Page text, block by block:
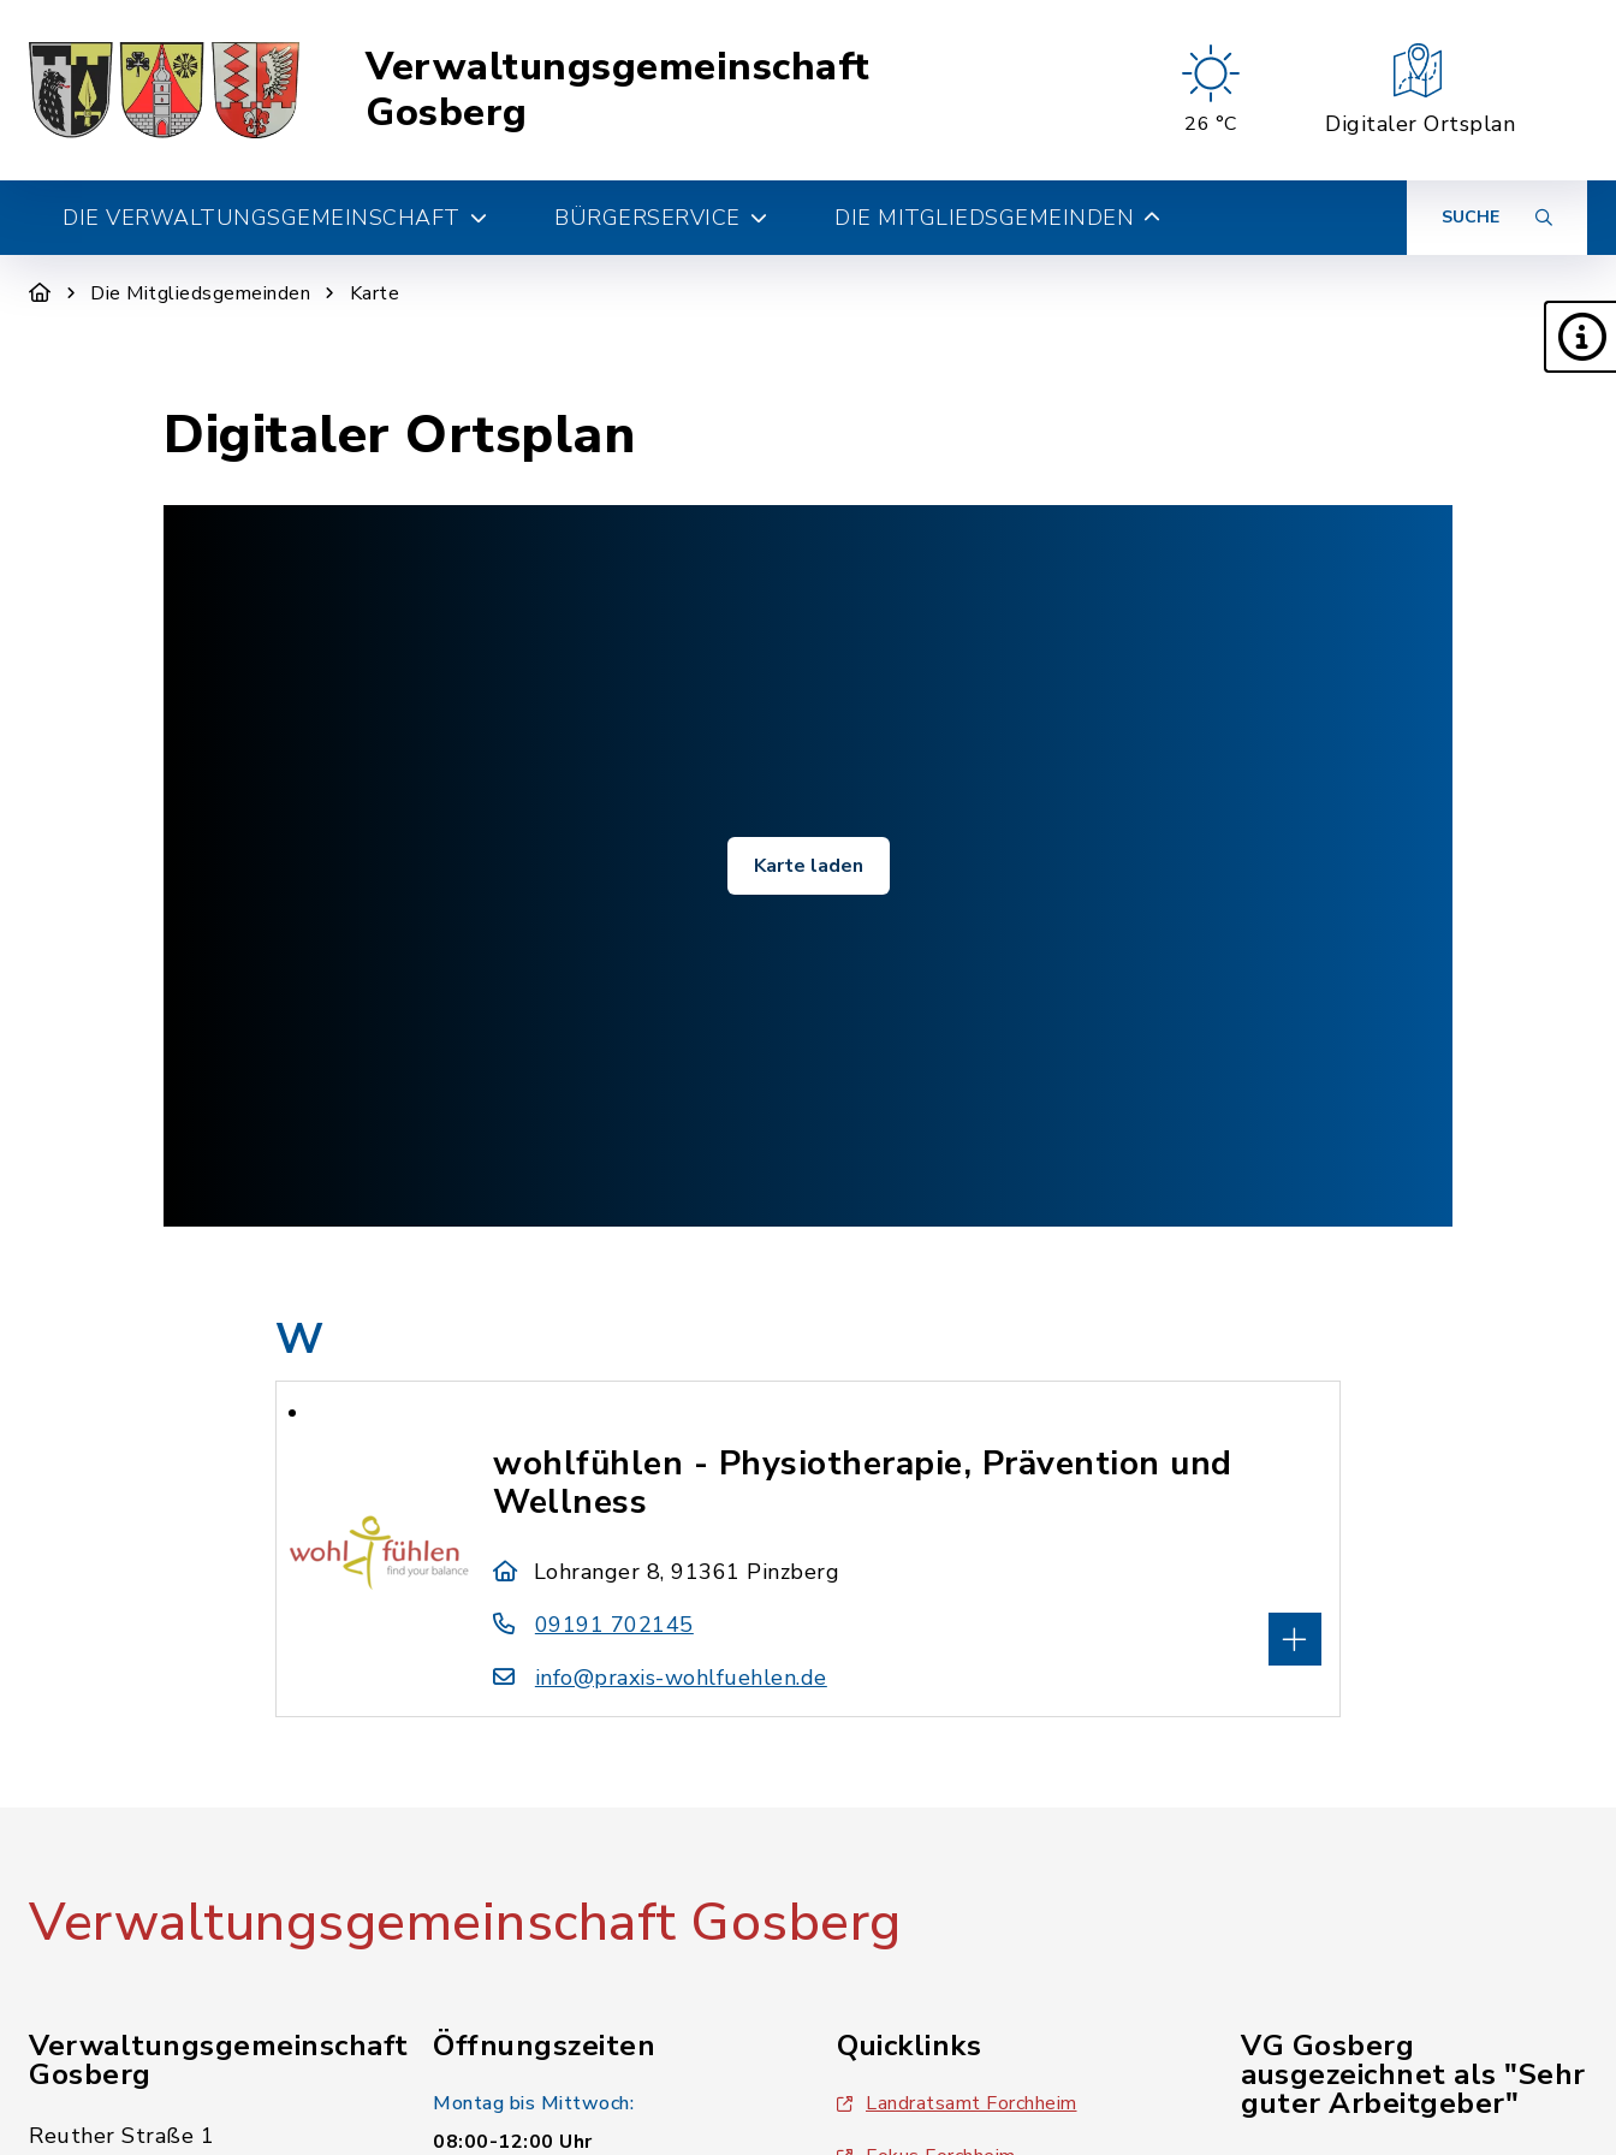
Verwaltungsgemeinschaft
Gosberg
26 °C Digitaler Ortsplan
DIE VERWALTUNGSGEMEINSCHAFT BÜRGERSERVICE DIE MITGLIEDSGEMEINDEN SUCHE
Die Mitgliedsgemeinden Karte
Digitaler Ortsplan
Karte laden
W
wohlfühlen - Physiotherapie, Prävention und
Wellness
Lohranger 8, 91361 Pinzberg
09191 702145
info@praxis-wohlfuehlen.de
Verwaltungsgemeinschaft Gosberg
Verwaltungsgemeinschaft
Gosberg
Reuther Straße 1
Öffnungszeiten
Montag bis Mittwoch:
08:00-12:00 Uhr
Quicklinks
Landratsamt Forchheim
VG Gosberg
ausgezeichnet als "Sehr
guter Arbeitgeber"